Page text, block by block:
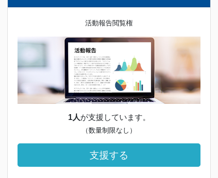
活動報告閲覧権
1人が支援しています。
（数量制限なし）
支援する